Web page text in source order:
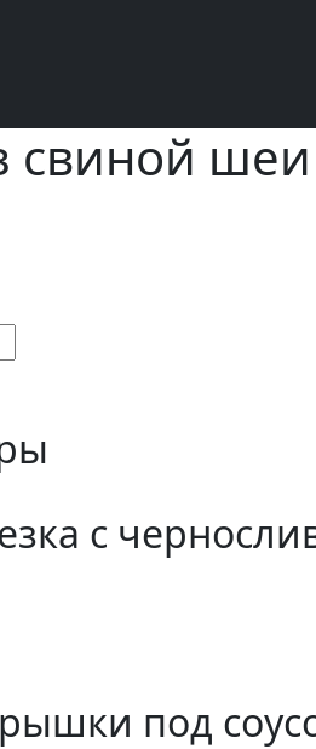
шеи
с
под